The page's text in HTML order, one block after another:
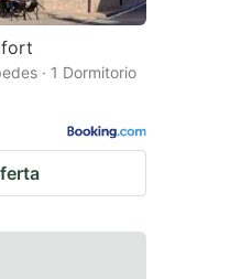
· 1 Dormitorio